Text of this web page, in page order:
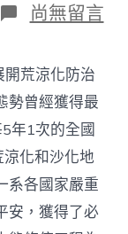
在
〈年
國
管
理：
中
國
查
包
養
網
心
尚無留言
荒涼化防治
勢曾經獲得最
年1次的全國
涼化和沙化地
系各國家嚴重
安，獲得了必